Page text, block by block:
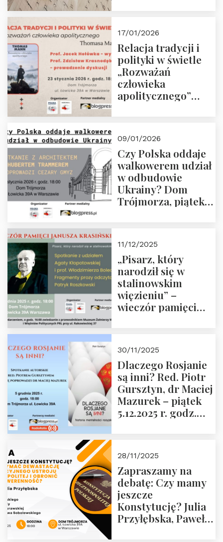
17/01/2026
Relacja tradycji i
polityki w świetle
„Rozważań
człowieka
apolitycznego”
godz. 18:00.
Zapraszamy!
09/01/2026
Czy Polska oddaje
walkowerem udział
w odbudowie
Ukrainy? Dom
Trójmorza, piątek
11/12/2025
„Pisarz, który
narodził się w
stalinowskim
więzieniu” –
wieczór pamięci
zwiedzanie
Muzeum Żołnierzy
Wyklętych i
Więźniów
Politycznych PRL o
godz. 16:00 – 19
30/11/2025
Dlaczego Rosjanie
są inni? Red. Piotr
Gursztyn, dr Maciej
Mazurek – piątek
5.12.2025 r. godz.
28/11/2025
Zapraszamy na
debatę: Czy mamy
jeszcze
Konstytucję? Julia
Przyłębska, Paweł